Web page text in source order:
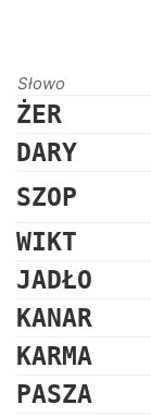
Słowo
ŻER
DARY
SZOP
WIKT
JADŁO
KANAR
KARMA
PASZA